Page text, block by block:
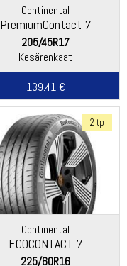
Continental
PremiumContact 7
205/45R17
Kesärenkaat
139.41 €
2 tp
Continental
ECOCONTACT 7
225/60R16